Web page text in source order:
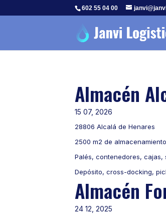
602 55 04 00
Almacén
15 07, 2026
28806 Alcalá de Henares
2500 m2 de almacenamiento
Palés, contenedores, cajas,
Depósito, cross-docking,
Almacén
24 12, 2025